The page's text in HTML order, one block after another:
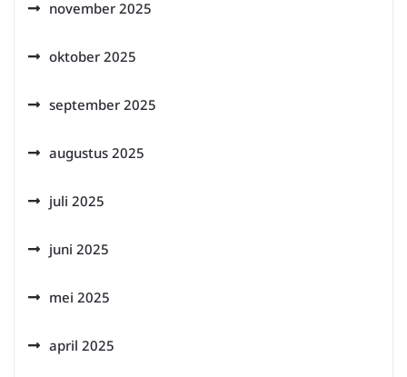
november 2025
oktober 2025
september 2025
augustus 2025
juli 2025
juni 2025
mei 2025
april 2025